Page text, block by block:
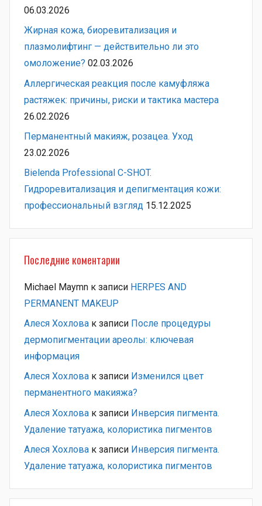
06.03.2026
Жирная кожа, биоревитализация и
плазмолифтинг — действительно ли это
омоложение? 02.03.2026
Аллергическая реакция после камуфляжа
растяжек: причины, риски и тактика мастера
26.02.2026
Перманентный макияж, розацеа. Уход
23.02.2026
Bielenda Professional C-SHOT.
Гидроревитализация и депигментация кожи:
профессиональный взгляд 15.12.2025
Последние коментарии
Michael Maymn к записи HERPES AND
PERMANENT MAKEUP
Алеся Хохлова к записи После процедуры
дермопигментации ареолы: ключевая
информация
Алеся Хохлова к записи Изменился цвет
перманентного макияжа?
Алеся Хохлова к записи Инверсия пигмента.
Удаление татуажа, колористика пигментов
Алеся Хохлова к записи Инверсия пигмента.
Удаление татуажа, колористика пигментов